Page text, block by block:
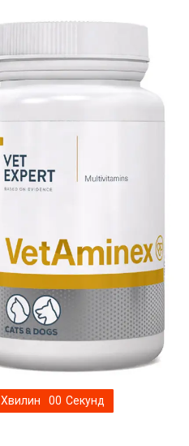
Хвилин 00 Секунд